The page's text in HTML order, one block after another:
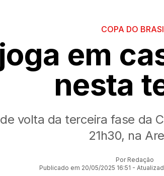
COPA DO
em
nesta
volta da terceira fase da
21h30, na
Por Redação
Publicado em 20/05/2025 16:51 -